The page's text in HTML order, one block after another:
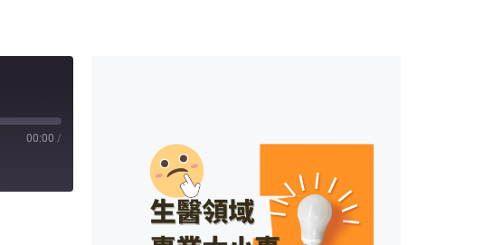
00:00 /